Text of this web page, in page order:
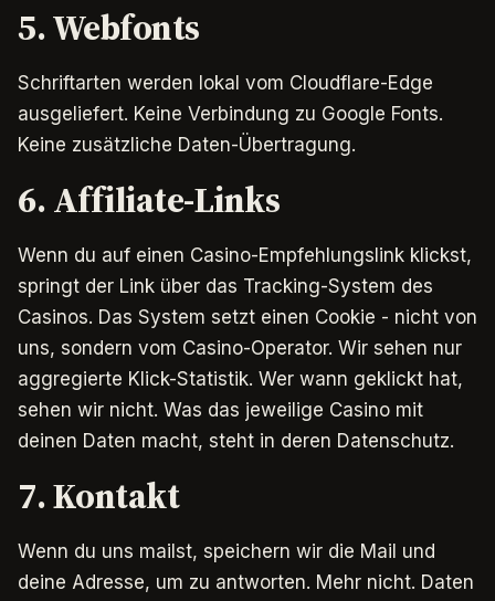
5. Webfonts
Schriftarten werden lokal vom Cloudflare-Edge
ausgeliefert. Keine Verbindung zu Google Fonts.
Keine zusätzliche Daten-Übertragung.
6. Affiliate-Links
Wenn du auf einen Casino-Empfehlungslink klickst,
springt der Link über das Tracking-System des
Casinos. Das System setzt einen Cookie - nicht von
uns, sondern vom Casino-Operator. Wir sehen nur
aggregierte Klick-Statistik. Wer wann geklickt hat,
sehen wir nicht. Was das jeweilige Casino mit
deinen Daten macht, steht in deren Datenschutz.
7. Kontakt
Wenn du uns mailst, speichern wir die Mail und
deine Adresse, um zu antworten. Mehr nicht. Daten